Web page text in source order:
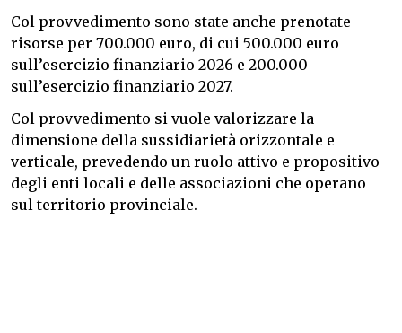
Col provvedimento sono state anche prenotate
risorse per 700.000 euro, di cui 500.000 euro
sull’esercizio finanziario 2026 e 200.000
sull’esercizio finanziario 2027.
Col provvedimento si vuole valorizzare la
dimensione della sussidiarietà orizzontale e
verticale, prevedendo un ruolo attivo e propositivo
degli enti locali e delle associazioni che operano
sul territorio provinciale.